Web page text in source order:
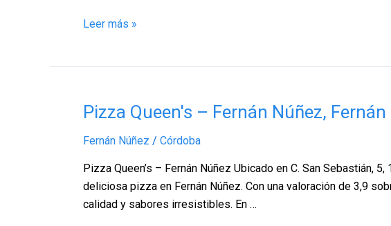
Leer más »
Pizza Queen's – Fernán Núñez,
Fernán Núñez / Córdoba
Pizza Queen’s – Fernán Núñez Ubicado en C. San Sebastián,
deliciosa pizza en Fernán Núñez. Con una valoración de 3,9
calidad y sabores irresistibles. En …
Pizza
–
Fernán
Núñez,
Fernán